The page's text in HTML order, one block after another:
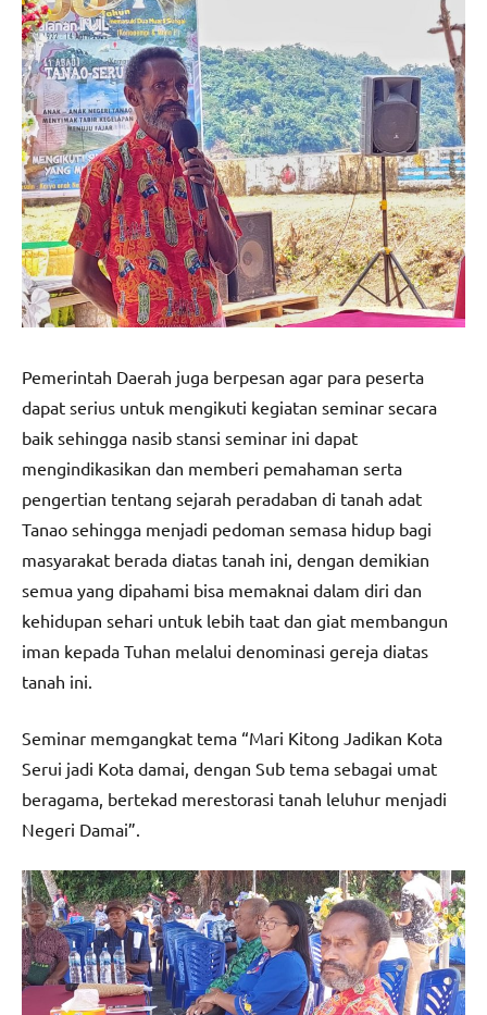
Pemerintah Daerah juga berpesan agar para peserta
dapat serius untuk mengikuti kegiatan seminar secara
baik sehingga nasib stansi seminar ini dapat
mengindikasikan dan memberi pemahaman serta
pengertian tentang sejarah peradaban di tanah adat
Tanao sehingga menjadi pedoman semasa hidup bagi
masyarakat berada diatas tanah ini, dengan demikian
semua yang dipahami bisa memaknai dalam diri dan
kehidupan sehari untuk lebih taat dan giat membangun
iman kepada Tuhan melalui denominasi gereja diatas
tanah ini.
Seminar memgangkat tema “Mari Kitong Jadikan Kota
Serui jadi Kota damai, dengan Sub tema sebagai umat
beragama, bertekad merestorasi tanah leluhur menjadi
Negeri Damai”.